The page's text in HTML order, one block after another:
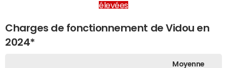
élevées
Charges de fonctionnement de Vidou en
2024*
Moyenne